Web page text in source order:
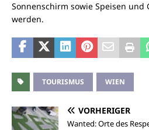
Sonnenschirm sowie Speisen und
werden.
TOURISMUS WIEN
VORHERIGER
Wanted: Orte des